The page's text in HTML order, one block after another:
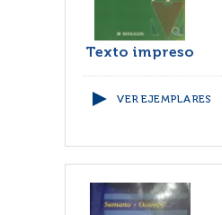
Texto impreso
VER EJEMPLARES